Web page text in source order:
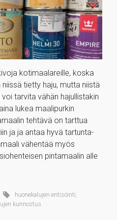
kotimaalareille, koska
tietty haju, mutta niistä
tarvita vähän hajullistakin
lukea maalipurkin
tehtävä on tarttua
ja ja antaa hyvä tartunta-
vähentää myös
pintamaalin alle
huonekalujen entisöinti
kunnostus